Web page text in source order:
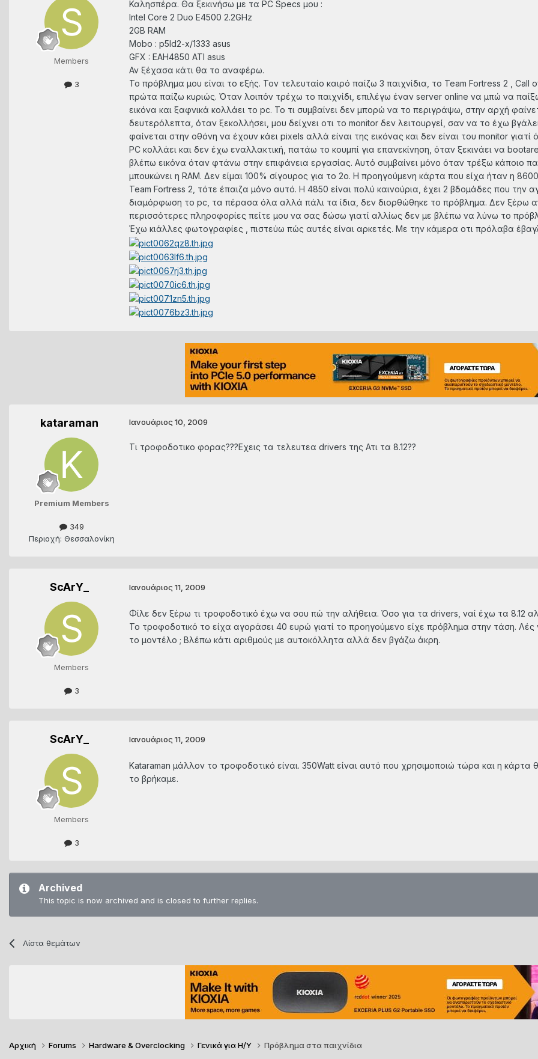
Members
3
Καλησπέρα. Θα ξεκινήσω με τα PC Specs μου :
Intel Core 2 Duo E4500 2.2GHz
2GB RAM
Mobo : p5ld2-x/1333 asus
GFX : EAH4850 ATI asus
Αν ξέχασα κάτι θα το αναφέρω.
Το πρόβλημα μου είναι το εξής. Τον τελευταίο καιρό παίζω 3 παιχνίδια, το Team Fortress 2 ,
πρώτα παίζω κυριώς. Όταν λοιπόν τρέχω το παιχνίδι, επιλέγω έναν server online να μπώ να
εικόνα και ξαφνικά κολλάει το pc. Το τι συμβαίνει δεν μπορώ να το περιγράψω, στην αρχή
δευτερόλεπτα, όταν ξεκολλήσει, μου δείχνει οτι το monitor δεν λειτουργεί, σαν να το έχω
φαίνεται στην οθόνη να έχουν κάει pixels αλλά είναι της εικόνας και δεν είναι του monitor
PC κολλάει και δεν έχω εναλλακτική, πατάω το κουμπί για επανεκίνηση, όταν ξεκινάει να
βλέπω εικόνα όταν φτάνω στην επιφάνεια εργασίας. Αυτό συμβαίνει μόνο όταν τρέξω κάποιο
μπουκώνει η RAM. Δεν είμαι 100% σίγουρος για το 2ο. Η προηγούμενη κάρτα που είχα ήταν η
Team Fortress 2, τότε έπαιζα μόνο αυτό. Η 4850 είναι πολύ καινούρια, έχει 2 βδομάδες που
διαμόρφωση το pc, τα πέρασα όλα αλλά πάλι τα ίδια, δεν διορθώθηκε το πρόβλημα. Δεν ξέρω
περισσότερες πληροφορίες πείτε μου να σας δώσω γιατί αλλίως δεν με βλέπω να λύνω το
Έχω κιάλλες φωτογραφίες , πιστεύω πώς αυτές είναι αρκετές. Με την κάμερα οτι πρόλαβα
kataraman
Premium Members
349
Περιοχή: Θεσσαλονίκη
Ιανουάριος 10, 2009
Τι τροφοδοτικο φορας???Εχεις τα τελευτεα drivers της Ατι τα 8.12??
ScArY_
Members
3
Ιανουάριος 11, 2009
Φίλε δεν ξέρω τι τροφοδοτικό έχω να σου πώ την αλήθεια. Όσο για τα drivers, ναί έχω τα 8.12
Το τροφοδοτικό το είχα αγοράσει 40 ευρώ γιατί το προηγούμενο είχε πρόβλημα στην τάση.
το μοντέλο ; Βλέπω κάτι αριθμούς με αυτοκόλλητα αλλά δεν βγάζω άκρη.
ScArY_
Members
3
Ιανουάριος 11, 2009
Kataraman μάλλον το τροφοδοτικό είναι. 350Watt είναι αυτό που χρησιμοποιώ τώρα και η
το βρήκαμε.
Archived
This topic is now archived and is closed to further replies.
Λίστα θεμάτων
Αρχική Forums Hardware & Overclocking Γενικά για Η/Υ Πρόβλημα στα παιχνίδια